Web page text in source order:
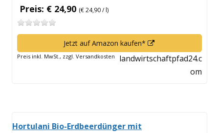
Preis: € 24,90 (€ 24,90 / l)
Jetzt auf Amazon kaufen*
neuem
Fenster
Preis inkl. MwSt., zzgl. Versandkosten
landwirtschaftpfad24.c
om
Hortulani Bio-Erdbeerdünger mit